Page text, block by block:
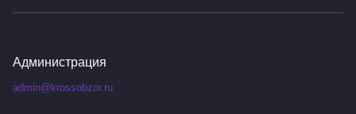
Администрация
admin@krossobzor.ru